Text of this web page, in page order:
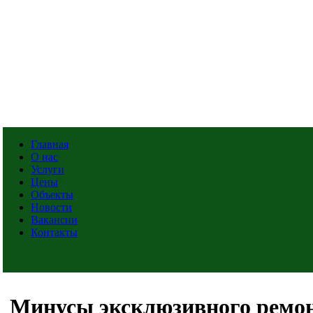
Главная
О нас
Услуги
Цены
Объекты
Новости
Вакансии
Контакты
Минусы эксклюзивного